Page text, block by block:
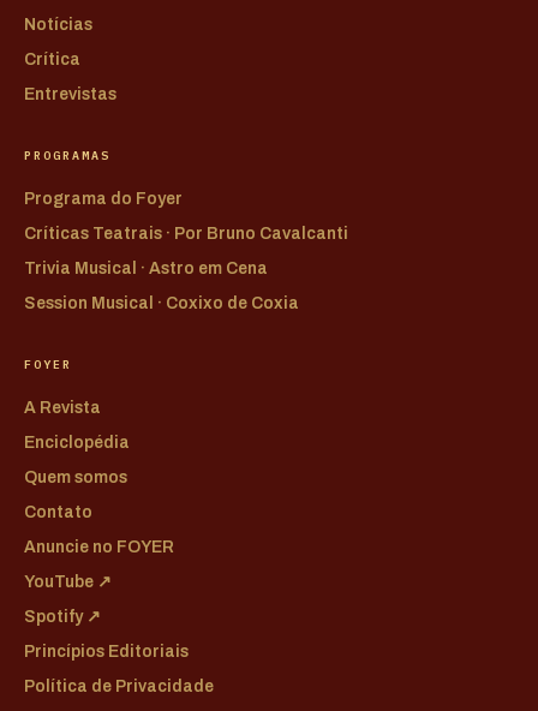
Notícias
Crítica
Entrevistas
PROGRAMAS
Programa do Foyer
Críticas Teatrais · Por Bruno Cavalcanti
Trivia Musical · Astro em Cena
Session Musical · Coxixo de Coxia
FOYER
A Revista
Enciclopédia
Quem somos
Contato
Anuncie no FOYER
YouTube ↗
Spotify ↗
Princípios Editoriais
Política de Privacidade